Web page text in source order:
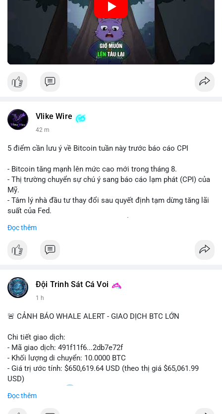
Vlike Wire
42 m
5 điểm cần lưu ý về Bitcoin tuần này trước báo cáo CPI
- Bitcoin tăng mạnh lên mức cao mới trong tháng 8.
- Thị trường chuyển sự chú ý sang báo cáo lạm phát (CPI) của
Mỹ.
- Tâm lý nhà đầu tư thay đổi sau quyết định tạm dừng tăng lãi
suất của Fed.
theo.
#bitcoin #btc #cryptonews
#vlikevn #titanbot
📰 Nguồn: Cointelegraph
Đọc thêm
Đội Trinh Sát Cá Voi
1 h
🚨 CẢNH BÁO WHALE ALERT - GIAO DỊCH BTC LỚN
Chi tiết giao dịch:
- Mã giao dịch: 491f11f6...2db7e72f
- Khối lượng di chuyển: 10.0000 BTC
- Giá trị ước tính: $650,619.64 USD (theo thị giá $65,061.99
USD)
- Thời gian: 11:20
Nhận định phân tích hành vi của Cá voi dựa trên giao dịch này:
Đọc thêm